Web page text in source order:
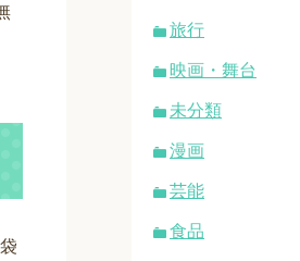
旅行
映画・舞台
未分類
漫画
芸能
食品